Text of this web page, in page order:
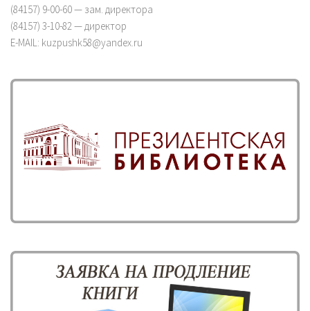
(84157) 9-00-60 — зам. директора
(84157) 3-10-82 — директор
E-MAIL: kuzpushk58@yandex.ru